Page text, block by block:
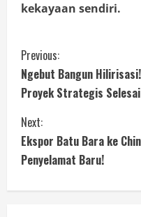
kekayaan sendiri.
Previous:
Ngebut Bangun
Proyek Strategis
Next:
Ekspor Batu Bara ke
Penyelamat Baru!